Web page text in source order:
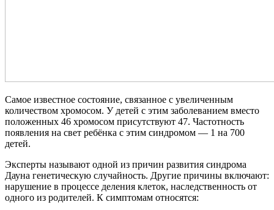
Самое известное состояние, связанное с увеличенным
количеством хромосом. У детей с этим заболеванием вместо
положенных 46 хромосом присутствуют 47. Частотность
появления на свет ребёнка с этим синдромом — 1 на 700
детей.
Эксперты называют одной из причин развития синдрома
Дауна генетическую случайность. Другие причины включают:
нарушение в процессе деления клеток, наследственность от
одного из родителей. К симптомам относятся: